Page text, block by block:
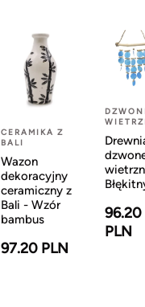
CERAMIKA Z
BALI
Wazon
dekoracyjny
ceramiczny z
Bali - Wzór
bambus
97.20 PLN
96.20
PLN